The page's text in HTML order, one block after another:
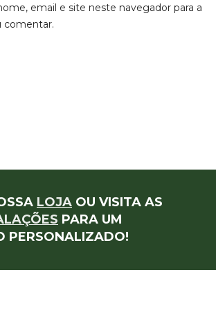
email e site neste navegador para a
comentar.
LOJA OU VISITA AS
PARA UM
PERSONALIZADO!